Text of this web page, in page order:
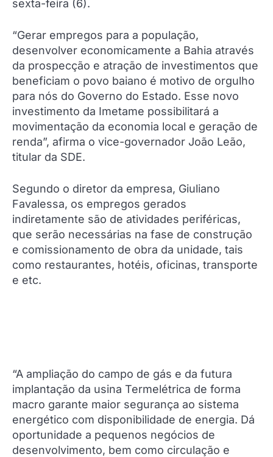
sexta-feira (6).
“Gerar empregos para a população,
desenvolver economicamente a Bahia através
da prospecção e atração de investimentos que
beneficiam o povo baiano é motivo de orgulho
para nós do Governo do Estado. Esse novo
investimento da Imetame possibilitará a
movimentação da economia local e geração de
renda”, afirma o vice-governador João Leão,
titular da SDE.
Segundo o diretor da empresa, Giuliano
Favalessa, os empregos gerados
indiretamente são de atividades periféricas,
que serão necessárias na fase de construção
e comissionamento de obra da unidade, tais
como restaurantes, hotéis, oficinas, transporte
e etc.
“A ampliação do campo de gás e da futura
implantação da usina Termelétrica de forma
macro garante maior segurança ao sistema
energético com disponibilidade de energia. Dá
oportunidade a pequenos negócios de
desenvolvimento, bem como circulação e